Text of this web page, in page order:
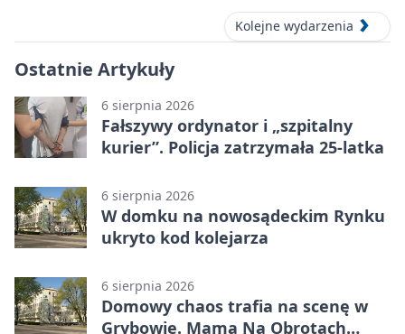
Kolejne wydarzenia
Ostatnie Artykuły
6 sierpnia 2026
Fałszywy ordynator i „szpitalny
kurier”. Policja zatrzymała 25-latka
6 sierpnia 2026
W domku na nowosądeckim Rynku
ukryto kod kolejarza
6 sierpnia 2026
Domowy chaos trafia na scenę w
Grybowie. Mama Na Obrotach